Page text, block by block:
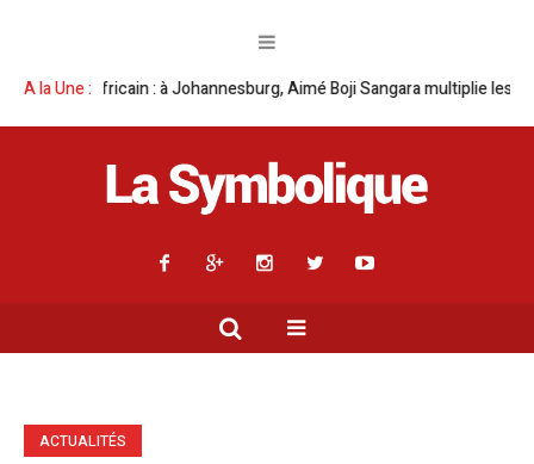
A la Une :Aimé Boji Sangara multiplie les plaidoyers en faveur de la RDC.
ACTUALITÉS